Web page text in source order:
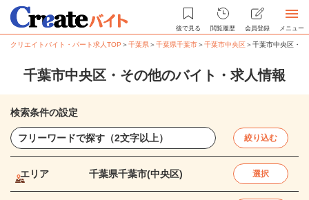
後で見る 閲覧履歴 会員登録 メニュー
クリエイトバイト・パート求人TOP ＞千葉県＞千葉県千葉市＞千葉市中央区＞千葉市中央区・
千葉市中央区・その他のバイト・求人情報
検索条件の設定
絞り込む
エリア 千葉県千葉市(中央区) 選択